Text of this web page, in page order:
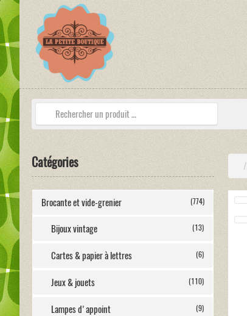
Catégories
Brocante et vide-grenier (774)
Bijoux vintage (13)
Cartes & papier à lettres (6)
Jeux & jouets (110)
Lampes d'appoint (9)